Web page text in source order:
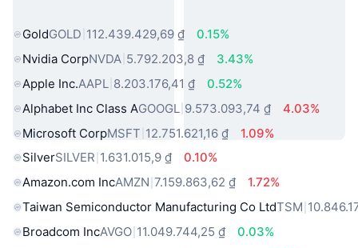
GoldGOLD 112.439.429,69 ₫
0.15%
Nvidia CorpNVDA 5.792.203,8 ₫
3.43%
Apple Inc.AAPL 8.203.176,41 ₫
0.52%
Alphabet Inc Class AGOOGL 9.573.093,74 ₫
4.03%
Microsoft CorpMSFT 12.751.621,16 ₫
1.09%
SilverSILVER 1.631.015,9 ₫
0.10%
Amazon.com IncAMZN 7.159.863,62 ₫
1.72%
Taiwan Semiconductor Manufacturing Co LtdTSM
Broadcom IncAVGO 11.049.744,25 ₫
0.03%